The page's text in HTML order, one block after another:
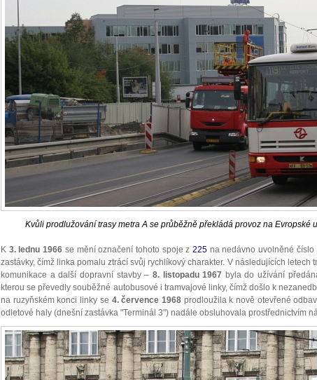
Kvůli prodlužování trasy metra A se průběžně překládá provoz na Evropské
K 3. lednu 1966 se mění označení tohoto spoje z225 na nedávno uvolněné číslo
zastávky, čímž linka pomalu ztrácí svůj rychlíkový charakter. V následujících letech
komunikace a další dopravní stavby – 8. listopadu 1967 byla do užívání
kterou se převedly souběžné autobusové i tramvajové linky, čímž došlo k
na ruzyňském konci linky se 4. července 1968prodloužila k nově otevřené
odletové haly (dnešní zastávka "Terminál 3") nadále obsluhovala prostřednictvím